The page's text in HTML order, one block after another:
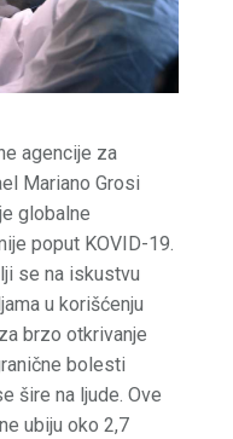
agencije za
Mariano Grosi
globalne
poput KOVID-19.
se na iskustvu
u korišćenju
brzo otkrivanje
bolesti
šire na ljude. Ove
ubiju oko 2,7